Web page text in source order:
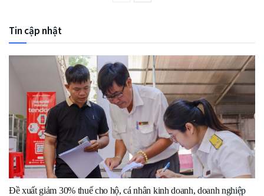
Tin cập nhật
Đề xuất giảm 30% thuế cho hộ, cá nhân kinh doanh, doanh nghiệp